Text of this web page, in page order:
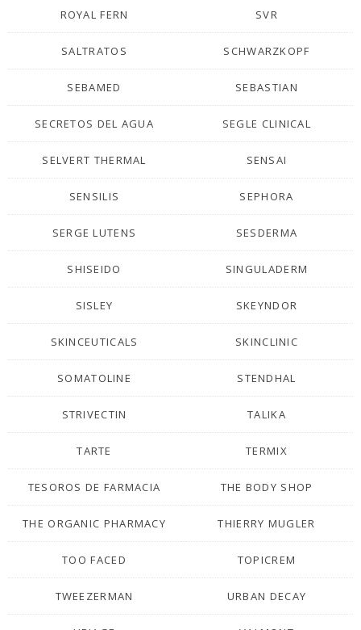
ROYAL FERN SVR
SALTRATOS SCHWARZKOPF
SEBAMED SEBASTIAN
SECRETOS DEL AGUA SEGLE CLINICAL
SELVERT THERMAL SENSAI
SENSILIS SEPHORA
SERGE LUTENS SESDERMA
SHISEIDO SINGULADERM
SISLEY SKEYNDOR
SKINCEUTICALS SKINCLINIC
SOMATOLINE STENDHAL
STRIVECTIN TALIKA
TARTE TERMIX
TESOROS DE FARMACIA THE BODY SHOP
THE ORGANIC PHARMACY THIERRY MUGLER
TOO FACED TOPICREM
TWEEZERMAN URBAN DECAY